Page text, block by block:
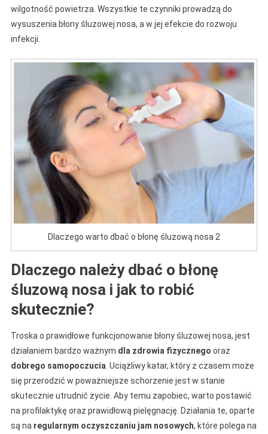
wilgotność powietrza. Wszystkie te czynniki prowadzą do
wysuszenia błony śluzowej nosa, a w jej efekcie do rozwoju
infekcji.
Dlaczego warto dbać o błonę śluzową nosa 2
Dlaczego należy dbać o błonę
śluzową nosa i jak to robić
skutecznie?
Troska o prawidłowe funkcjonowanie błony śluzowej nosa, jest
działaniem bardzo ważnym dla zdrowia fizycznego oraz
dobrego samopoczucia . Uciążliwy katar, który z czasem może
się przerodzić w poważniejsze schorzenie jest w stanie
skutecznie utrudnić życie. Aby temu zapobiec, warto postawić
na profilaktykę oraz prawidłową pielęgnację. Działania te, oparte
są na regularnym oczyszczaniu jam nosowych, które polega na